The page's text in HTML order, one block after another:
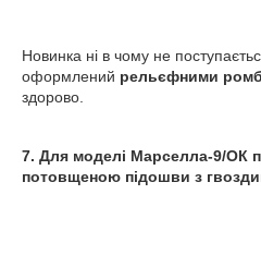
Новинка ні в чому не
оформлений рельєфними
здорово.
7. Для моделі Марселла-9/ОК
потовщеною підошви з